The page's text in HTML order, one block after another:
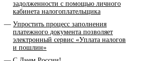
задолженности с помощью личного
кабинета налогоплательщика
Упростить процесс заполнения
платежного документа позволяет
электронный сервис «Уплата налогов
и пошлин»